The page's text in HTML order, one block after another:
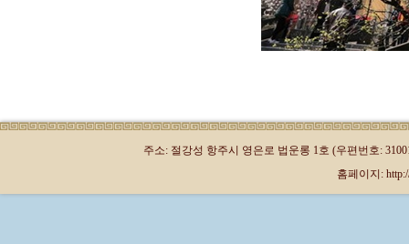
주소: 절강성 항주시 영은로 법운롱 1호 (우편번호:
홈페이지: